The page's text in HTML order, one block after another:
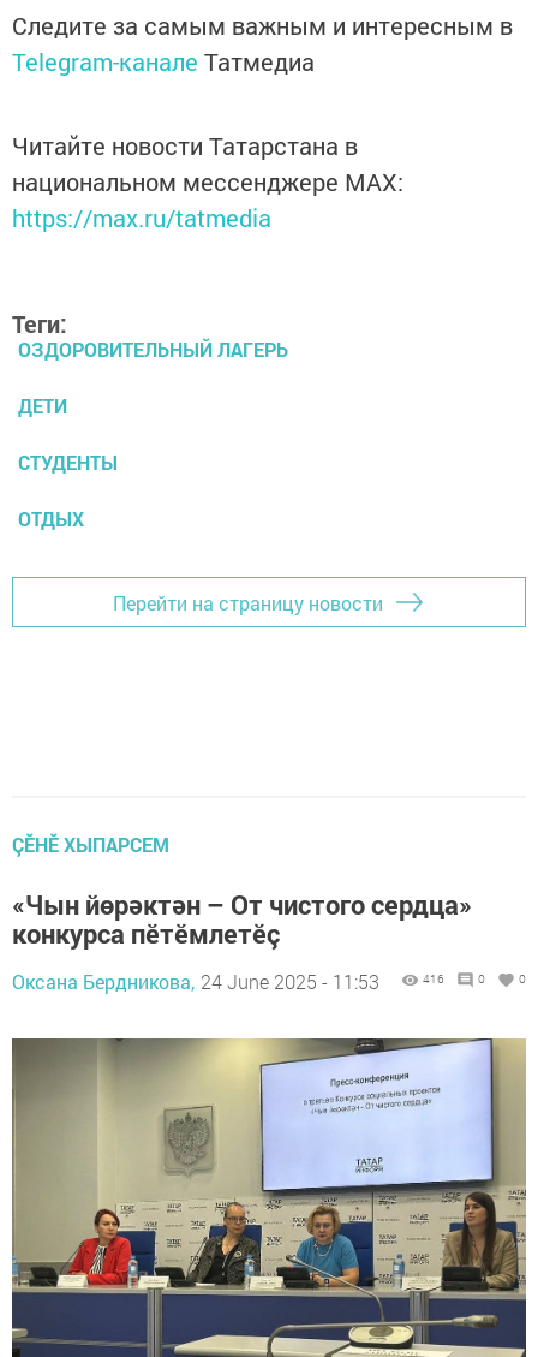
Следите за самым важным и интересным в
Telegram-канале Татмедиа
Читайте новости Татарстана в
национальном мессенджере MАХ:
https://max.ru/tatmedia
Теги:
ОЗДОРОВИТЕЛЬНЫЙ ЛАГЕРЬ
ДЕТИ
СТУДЕНТЫ
ОТДЫХ
Перейти на страницу новости
ÇӖНӖ ХЫПАРСЕМ
«Чын йөрәктән – От чистого сердца»
конкурса пӗтӗмлетӗç
Оксана Бердникова, 24 June 2025 - 11:53 416 0 0